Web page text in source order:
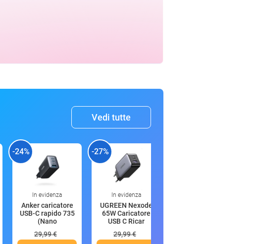
Vedi tutte
-24%
In evidenza
Anker caricatore
USB-C rapido 735
(Nano
29,99 €
-27%
In evidenza
UGREEN Nexode
65W Caricatore
USB C Ricar
29,99 €